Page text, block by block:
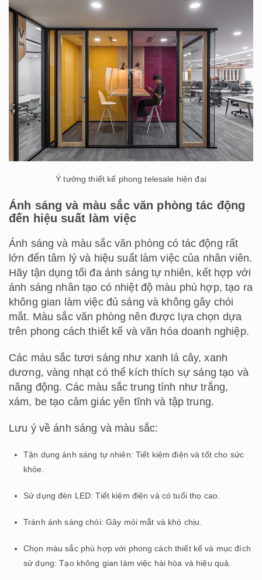
Ý tưởng thiết kế phong telesale hiện đại
Ánh sáng và màu sắc văn phòng tác động
đến hiệu suất làm việc
Ánh sáng và màu sắc văn phòng có tác động rất
lớn đến tâm lý và hiệu suất làm việc của nhân viên.
Hãy tận dụng tối đa ánh sáng tự nhiên, kết hợp với
ánh sáng nhân tạo có nhiệt độ màu phù hợp, tạo ra
không gian làm việc đủ sáng và không gây chói
mắt. Màu sắc văn phòng nên được lựa chọn dựa
trên phong cách thiết kế và văn hóa doanh nghiệp.
Các màu sắc tươi sáng như xanh lá cây, xanh
dương, vàng nhạt có thể kích thích sự sáng tạo và
năng động. Các màu sắc trung tính như trắng,
xám, be tạo cảm giác yên tĩnh và tập trung.
Lưu ý về ánh sáng và màu sắc:
Tận dụng ánh sáng tự nhiên: Tiết kiệm điện và tốt cho sức
khỏe.
Sử dụng đèn LED: Tiết kiệm điện và có tuổi thọ cao.
Tránh ánh sáng chói: Gây mỏi mắt và khó chịu.
Chọn màu sắc phù hợp với phong cách thiết kế và mục đích
sử dụng: Tạo không gian làm việc hài hòa và hiệu quả.